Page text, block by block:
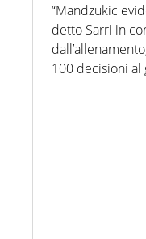
“Mandzukic
detto Sarri in
100 decisioni al